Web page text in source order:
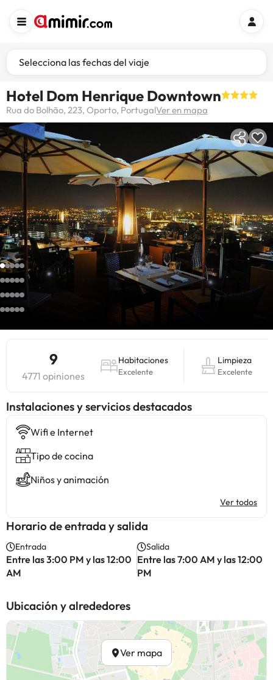
Selecciona las fechas del viaje
Hotel Dom Henrique Downtown
Rua do Bolhão, 223, Oporto, PortugalVer en mapa
9
4771 opiniones
Habitaciones
Excelente
Limpieza
Excelente
Instalaciones y servicios destacados
Wifi e Internet
Tipo de cocina
Niños y animación
Ver todos
Horario de entrada y salida
Entrada
Entre las 3:00 PM y las 12:00
AM
Salida
Entre las 7:00 AM y las 12:00
PM
Ubicación y alrededores
Ver mapa